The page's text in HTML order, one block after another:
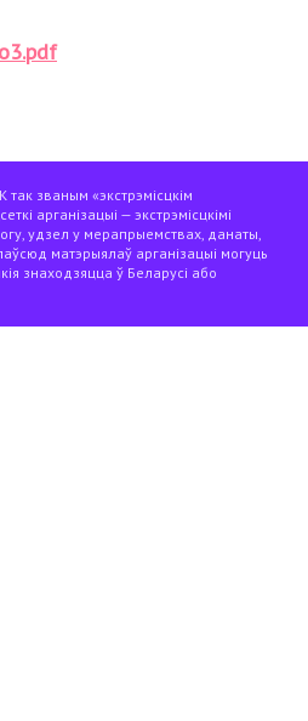
званым «экстрэмісцкім
арганізацыі — экстрэмісцкімі
удзел у мерапрыемствах, данаты,
матэрыялаў арганізацыі могуць
знаходзяцца ў Беларусі або